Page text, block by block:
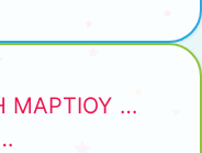
ΜΑΡΤΙΟΥ …